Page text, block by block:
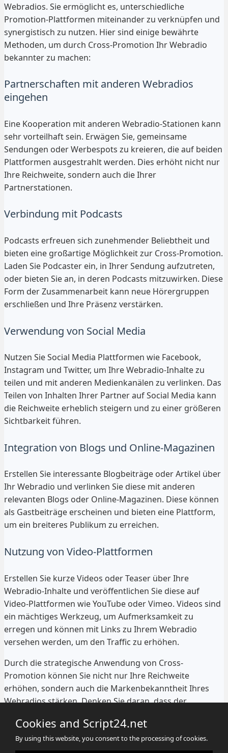
Webradios. Sie ermöglicht es, unterschiedliche
Promotion-Plattformen miteinander zu verknüpfen und
synergistisch zu nutzen. Hier sind einige bewährte
Methoden, um durch Cross-Promotion Ihr Webradio
bekannter zu machen:
Partnerschaften mit anderen Webradios
eingehen
Eine Kooperation mit anderen Webradio-Stationen kann
sehr vorteilhaft sein. Erwägen Sie, gemeinsame
Sendungen oder Werbespots zu kreieren, die auf beiden
Plattformen ausgestrahlt werden. Dies erhöht nicht nur
Ihre Reichweite, sondern auch die Ihrer
Partnerstationen.
Verbindung mit Podcasts
Podcasts erfreuen sich zunehmender Beliebtheit und
bieten eine großartige Möglichkeit zur Cross-Promotion.
Laden Sie Podcaster ein, in Ihrer Sendung aufzutreten,
oder bieten Sie an, in deren Podcasts mitzuwirken. Diese
Form der Zusammenarbeit kann neue Hörergruppen
erschließen und Ihre Präsenz verstärken.
Verwendung von Social Media
Nutzen Sie Social Media Plattformen wie Facebook,
Instagram und Twitter, um Ihre Webradio-Inhalte zu
teilen und mit anderen Medienkanälen zu verlinken. Das
Teilen von Inhalten Ihrer Partner auf Social Media kann
die Reichweite erheblich steigern und zu einer größeren
Sichtbarkeit führen.
Integration von Blogs und Online-Magazinen
Erstellen Sie interessante Blogbeiträge oder Artikel über
Ihr Webradio und verlinken Sie diese mit anderen
relevanten Blogs oder Online-Magazinen. Diese können
als Gastbeiträge erscheinen und bieten eine Plattform,
um ein breiteres Publikum zu erreichen.
Nutzung von Video-Plattformen
Erstellen Sie kurze Videos oder Teaser über Ihre
Webradio-Inhalte und veröffentlichen Sie diese auf
Video-Plattformen wie YouTube oder Vimeo. Videos sind
ein mächtiges Werkzeug, um Aufmerksamkeit zu
erregen und können mit Links zu Ihrem Webradio
versehen werden, um den Traffic zu erhöhen.
Durch die strategische Anwendung von Cross-
Promotion können Sie nicht nur Ihre Reichweite
erhöhen, sondern auch die Markenbekanntheit Ihres
Webradios stärken. Denken Sie daran, dass der
Aufbau von Beziehungen besteht.
Cookies and Script24.net
By using this website, you consent to the processing of cookies.